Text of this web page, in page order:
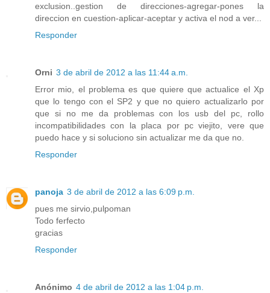
exclusion..gestion de direcciones-agregar-pones la
direccion en cuestion-aplicar-aceptar y activa el nod a ver...
Responder
Orni 3 de abril de 2012 a las 11:44 a.m.
Error mio, el problema es que quiere que actualice el Xp
que lo tengo con el SP2 y que no quiero actualizarlo por
que si no me da problemas con los usb del pc, rollo
incompatibilidades con la placa por pc viejito, vere que
puedo hace y si soluciono sin actualizar me da que no.
Responder
panoja 3 de abril de 2012 a las 6:09 p.m.
pues me sirvio,pulpoman
Todo ferfecto
gracias
Responder
Anónimo 4 de abril de 2012 a las 1:04 p.m.